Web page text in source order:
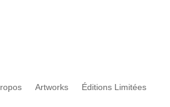
Artworks Éditions Limitées